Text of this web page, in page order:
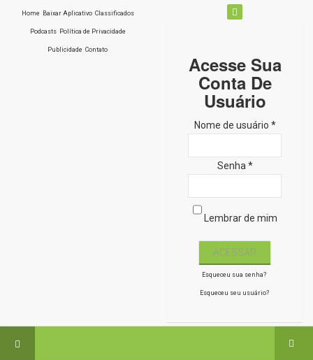
Home Baixar Aplicativo Classificados
Podcasts Política de Privacidade
Publicidade Contato
Acesse Sua
Conta De
Usuário
Nome de usuário *
Senha *
Lembrar de mim
Esqueceu sua senha?
Esqueceu seu usuário?